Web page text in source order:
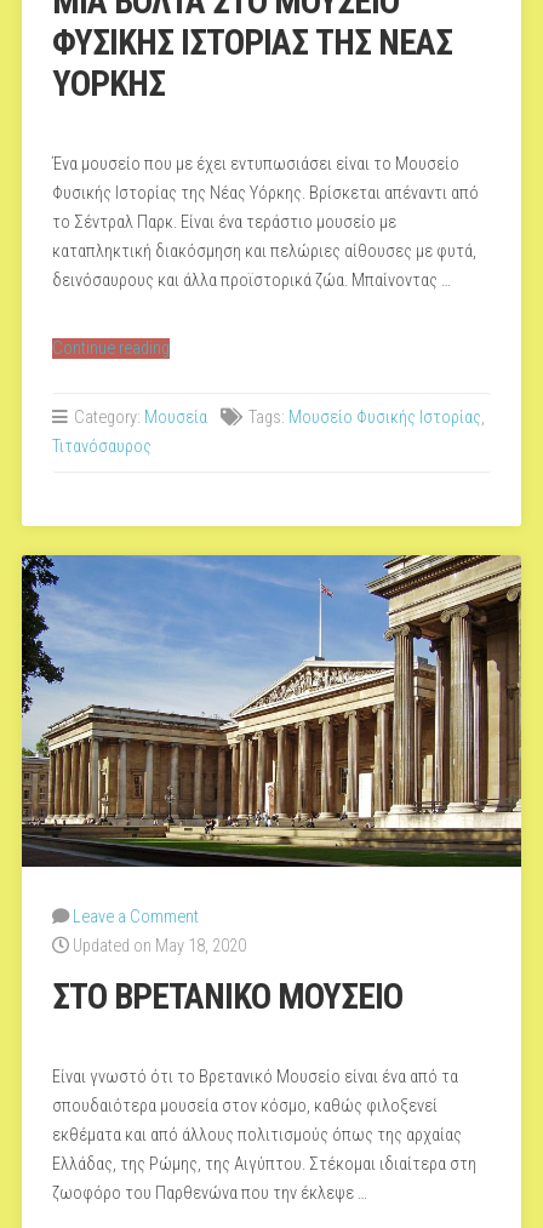
ΦΥΣΙΚΗΣ ΙΣΤΟΡΙΑΣ ΤΗΣ ΝΕΑΣ
ΥΟΡΚΗΣ
Ένα μουσείο που με έχει εντυπωσιάσει είναι το Mουσείο
Φυσικής Ιστορίας της Νέας Υόρκης. Bρίσκεται απέναντι από
το Σέντραλ Παρκ. Είναι ένα τεράστιο μουσείο με
καταπληκτική διακόσμηση και πελώριες αίθουσες με φυτά,
δεινόσαυρους και άλλα προϊστορικά ζώα. Μπαίνοντας …
Continue reading“ΜΙΑ
ΣΤΟ
ΤΗΣ
ΝΕΑΣ
Category: Μουσεία Tags: Μουσείο Φυσικής Ιστορίας,
Τιτανόσαυρος
Leave a Comment
Updated on May 18, 2020
ΣΤΟ ΒΡΕΤΑΝΙΚΟ ΜΟΥΣΕΙΟ
Είναι γνωστό ότι το Bρετανικό Mουσείο είναι ένα από τα
σπουδαιότερα μουσεία στον κόσμο, καθώς φιλοξενεί
εκθέματα και από άλλους πολιτισμούς όπως της αρχαίας
Ελλάδας, της Ρώμης, της Αιγύπτου. Στέκομαι ιδιαίτερα στη
ζωοφόρο του Παρθενώνα που την έκλεψε …